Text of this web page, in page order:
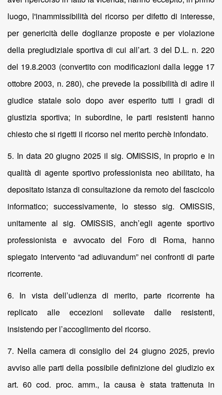
luogo, l'inammissibilità del ricorso per difetto di interesse,
per genericità delle doglianze proposte e per violazione
della pregiudiziale sportiva di cui all’art. 3 del D.L. n. 220
del 19.8.2003 (convertito con modificazioni dalla legge 17
ottobre 2003, n. 280), che prevede la possibilità di adire il
giudice statale solo dopo aver esperito tutti i gradi di
giustizia sportiva; in subordine, le parti resistenti hanno
chiesto che si rigetti il ricorso nel merito perchè infondato.
5. In data 20 giugno 2025 il sig. OMISSIS, in proprio e in
qualità di agente sportivo professionista neo abilitato, ha
depositato istanza di consultazione da remoto del fascicolo
informatico; successivamente, lo stesso sig. OMISSIS,
unitamente al sig. OMISSIS, anch’egli agente sportivo
professionista e avvocato del Foro di Roma, hanno
spiegato intervento “ad adiuvandum” nei confronti di parte
ricorrente.
6. In vista dell’udienza di merito, parte ricorrente ha
replicato alle eccezioni sollevate dalle resistenti,
insistendo per l’accoglimento del ricorso.
7. Nella camera di consiglio del 24 giugno 2025, previo
avviso alle parti della possibile definizione del giudizio ex
art. 60 cod. proc. amm., la causa è stata trattenuta in